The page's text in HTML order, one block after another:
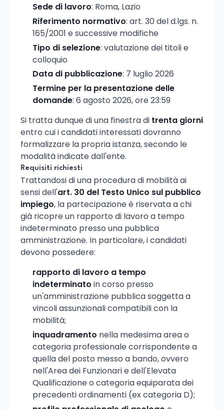
Sede di lavoro: Roma, Lazio
Riferimento normativo: art. 30 del d.lgs. n.
165/2001 e successive modifiche
Tipo di selezione: valutazione dei titoli e
colloquio
Data di pubblicazione: 7 luglio 2026
Termine per la presentazione delle
domande: 6 agosto 2026, ore 23:59
Si tratta dunque di una finestra di trenta giorni
entro cui i candidati interessati dovranno
formalizzare la propria istanza, secondo le
modalità indicate dall'ente.
Requisiti richiesti
Trattandosi di una procedura di mobilità ai
sensi dell'art. 30 del Testo Unico sul pubblico
impiego, la partecipazione è riservata a chi
già ricopre un rapporto di lavoro a tempo
indeterminato presso una pubblica
amministrazione. In particolare, i candidati
devono possedere:
rapporto di lavoro a tempo
indeterminato in corso presso
un'amministrazione pubblica soggetta a
vincoli assunzionali compatibili con la
mobilità;
inquadramento nella medesima area o
categoria professionale corrispondente a
quella del posto messo a bando, ovvero
nell'Area dei Funzionari e dell'Elevata
Qualificazione o categoria equiparata dei
precedenti ordinamenti (ex categoria D);